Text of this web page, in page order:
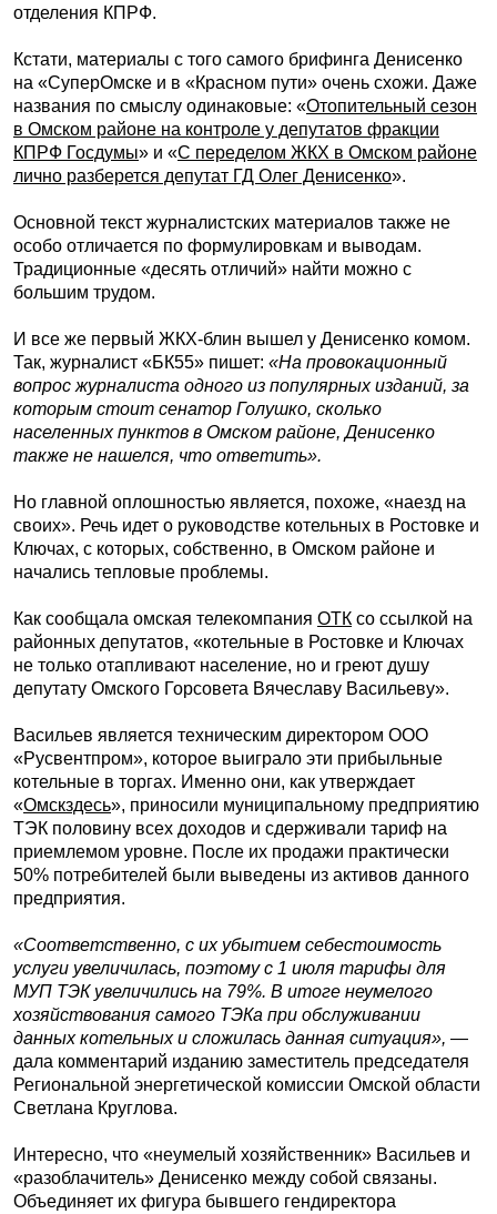
отделения КПРФ.
Кстати, материалы с того самого брифинга Денисенко
на «СуперОмске и в «Красном пути» очень схожи. Даже
названия по смыслу одинаковые: «Отопительный сезон
в Омском районе на контроле у депутатов фракции
КПРФ Госдумы» и «С переделом ЖКХ в Омском районе
лично разберется депутат ГД Олег Денисенко».
Основной текст журналистских материалов также не
особо отличается по формулировкам и выводам.
Традиционные «десять отличий» найти можно с
большим трудом.
И все же первый ЖКХ-блин вышел у Денисенко комом.
Так, журналист «БК55» пишет: «На провокационный
вопрос журналиста одного из популярных изданий, за
которым стоит сенатор Голушко, сколько
населенных пунктов в Омском районе, Денисенко
также не нашелся, что ответить».
Но главной оплошностью является, похоже, «наезд на
своих». Речь идет о руководстве котельных в Ростовке и
Ключах, с которых, собственно, в Омском районе и
начались тепловые проблемы.
Как сообщала омская телекомпания ОТК со ссылкой на
районных депутатов, «котельные в Ростовке и Ключах
не только отапливают население, но и греют душу
депутату Омского Горсовета Вячеславу Васильеву».
Васильев является техническим директором ООО
«Русвентпром», которое выиграло эти прибыльные
котельные в торгах. Именно они, как утверждает
«Омскздесь», приносили муниципальному предприятию
ТЭК половину всех доходов и сдерживали тариф на
приемлемом уровне. После их продажи практически
50% потребителей были выведены из активов данного
предприятия.
«Соответственно, с их убытием себестоимость
услуги увеличилась, поэтому с 1 июля тарифы для
МУП ТЭК увеличились на 79%. В итоге неумелого
хозяйствования самого ТЭКа при обслуживании
данных котельных и сложилась данная ситуация», —
дала комментарий изданию заместитель председателя
Региональной энергетической комиссии Омской области
Светлана Круглова.
Интересно, что «неумелый хозяйственник» Васильев и
«разоблачитель» Денисенко между собой связаны.
Объединяет их фигура бывшего гендиректора